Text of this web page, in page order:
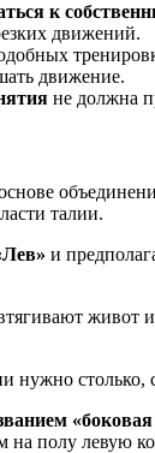
к
движений.
движение.
не должна
талии.
и
живот
нужно
на полу левую